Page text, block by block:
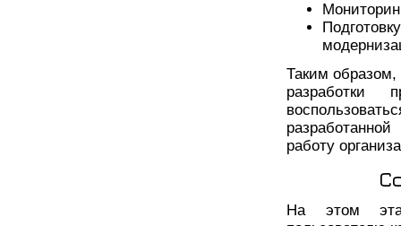
Таким
разработки
работу
На этом